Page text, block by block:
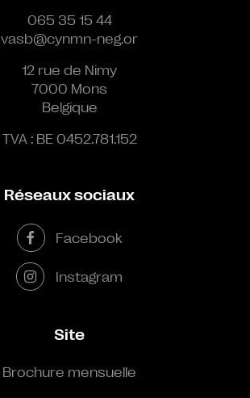
065 35 15 44
vasb@cynmn-neg.or
12 rue de Nimy
7000 Mons
Belgique
TVA : BE 0452.781.152
Réseaux sociaux
Facebook
Instagram
Site
Brochure mensuelle